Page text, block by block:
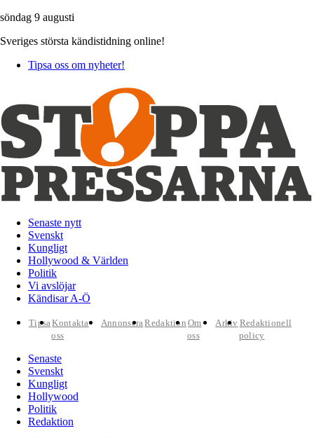
söndag 9 augusti
Sveriges största kändistidning online!
Tipsa oss om nyheter!
Senaste nytt
Svenskt
Kungligt
Hollywood & Världen
Politik
Vi avslöjar
Kändisar A-Ö
TipsaKontakta
oss
AnnonseraRedaktion Om
oss
Arkiv Redaktionell
policy
Senaste
Svenskt
Kungligt
Hollywood
Politik
Redaktion